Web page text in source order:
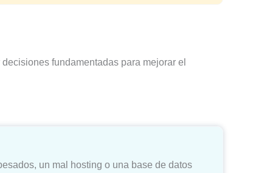
fundamentadas para mejorar el
un mal hosting o una base de datos